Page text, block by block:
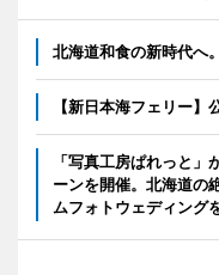
北海道和食の新時代へ
【新日本海フェリー】
「写真工房ぱれっと
ーンを開催。北海道の
ムフォトウェディングを